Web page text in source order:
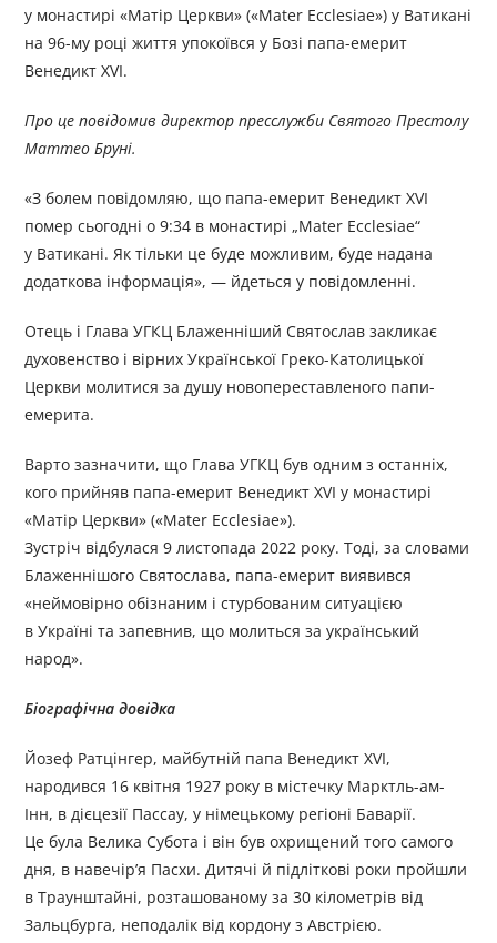
у монастирі «Матір Церкви» («Mater Ecclesiae») у Ватикані
на 96-му році життя упокоївся у Бозі папа-емерит
Венедикт XVI.
Про це повідомив директор пресслужби Святого Престолу
Маттео Бруні.
«З болем повідомляю, що папа-емерит Венедикт XVI
помер сьогодні о 9:34 в монастирі „Mater Ecclesiae“
у Ватикані. Як тільки це буде можливим, буде надана
додаткова інформація», — йдеться у повідомленні.
Отець і Глава УГКЦ Блаженніший Святослав закликає
духовенство і вірних Української Греко-Католицької
Церкви молитися за душу новопереставленого папи-
емерита.
Варто зазначити, що Глава УГКЦ був одним з останніх,
кого прийняв папа-емерит Венедикт XVI у монастирі
«Матір Церкви» («Mater Ecclesiae»).
Зустріч відбулася 9 листопада 2022 року. Тоді, за словами
Блаженнішого Святослава, папа-емерит виявився
«неймовірно обізнаним і стурбованим ситуацією
в Україні та запевнив, що молиться за український
народ».
Біографічна довідка
Йозеф Ратцінгер, майбутній папа Венедикт XVI,
народився 16 квітня 1927 року в містечку Марктль-ам-
Інн, в дієцезії Пассау, у німецькому регіоні Баварії.
Це була Велика Субота і він був охрищений того самого
дня, в навечір’я Пасхи. Дитячі й підліткові роки пройшли
в Траунштайні, розташованому за 30 кілометрів від
Зальцбурга, неподалік від кордону з Австрією.